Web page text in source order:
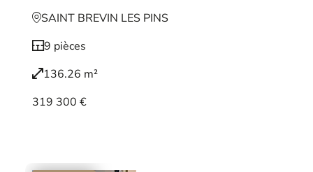
SAINT BREVIN LES PINS
9 pièces
136.26 m²
319 300 €